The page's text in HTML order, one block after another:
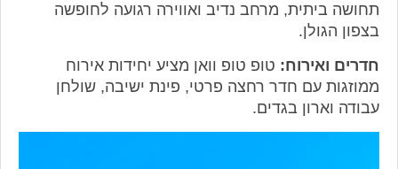
תחושה ביתית, מרחב נדיב ואווירה רגועה לחופשה
בצפון הגולן.
חדרים ואירוח: טופ טופ וואן מציע יחידות אירוח
ממוזגות עם חדר רחצה פרטי, פינת ישיבה, שולחן
עבודה וארון בגדים.